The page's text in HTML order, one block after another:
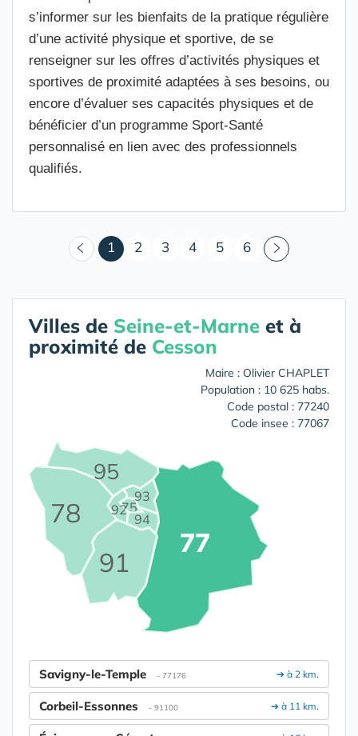
s’informer sur les bienfaits de la pratique régulière
d’une activité physique et sportive, de se
renseigner sur les offres d’activités physiques et
sportives de proximité adaptées à ses besoins, ou
encore d’évaluer ses capacités physiques et de
bénéficier d’un programme Sport-Santé
personnalisé en lien avec des professionnels
qualifiés.
1 (courant)
2 3 4 5 6
Villes de Seine-et-Marne et à
proximité de Cesson
Maire : Olivier CHAPLET
Population : 10 625 habs.
Code postal : 77240
Code insee : 77067
75
77
78
91
92
93
94
95
➔ à 2 km.
Savigny-le-Temple - 77176
➔ à 11 km.
Corbeil-Essonnes - 91100